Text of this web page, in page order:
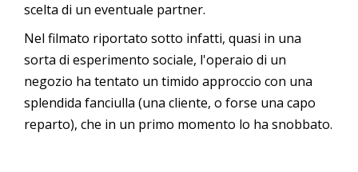
scelta di un eventuale partner.
Nel filmato riportato sotto infatti, quasi in una
sorta di esperimento sociale, l'operaio di un
negozio ha tentato un timido approccio con una
splendida fanciulla (una cliente, o forse una capo
reparto), che in un primo momento lo ha snobbato.